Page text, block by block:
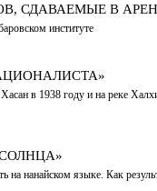
СДАВАЕМЫЕ В
институте
в 1938 году и на реке
на нанайском языке. Как